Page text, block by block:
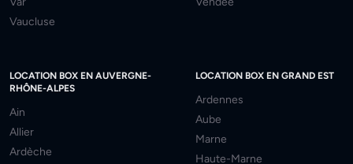
Vaucluse
LOCATION BOX EN AUVERGNE-
RHÔNE-ALPES
Ain
Allier
Ardèche
LOCATION BOX EN GRAND EST
Ardennes
Aube
Marne
Haute-Marne